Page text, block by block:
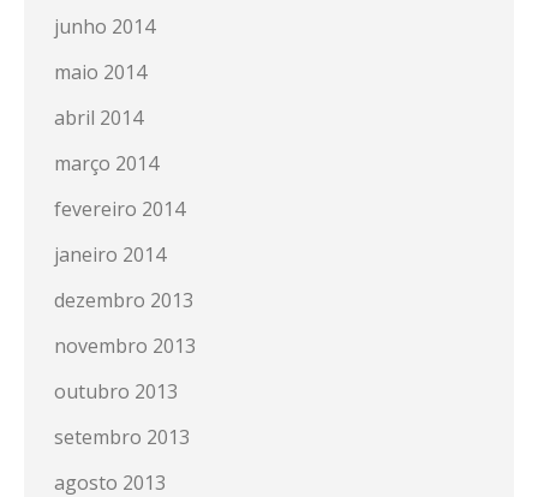
junho 2014
maio 2014
abril 2014
março 2014
fevereiro 2014
janeiro 2014
dezembro 2013
novembro 2013
outubro 2013
setembro 2013
agosto 2013